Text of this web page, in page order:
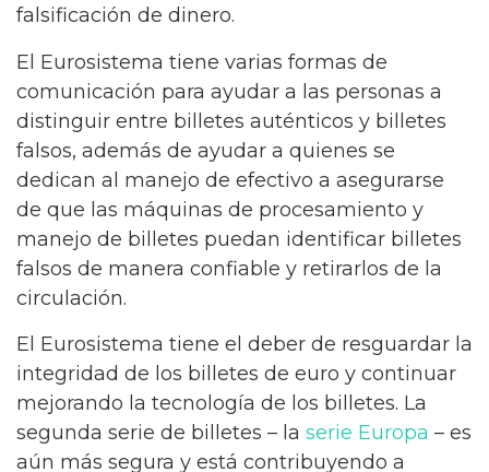
falsificación de dinero.
El Eurosistema tiene varias formas de
comunicación para ayudar a las personas a
distinguir entre billetes auténticos y billetes
falsos, además de ayudar a quienes se
dedican al manejo de efectivo a asegurarse
de que las máquinas de procesamiento y
manejo de billetes puedan identificar billetes
falsos de manera confiable y retirarlos de la
circulación.
El Eurosistema tiene el deber de resguardar la
integridad de los billetes de euro y continuar
mejorando la tecnología de los billetes. La
segunda serie de billetes – la serie Europa – es
aún más segura y está contribuyendo a